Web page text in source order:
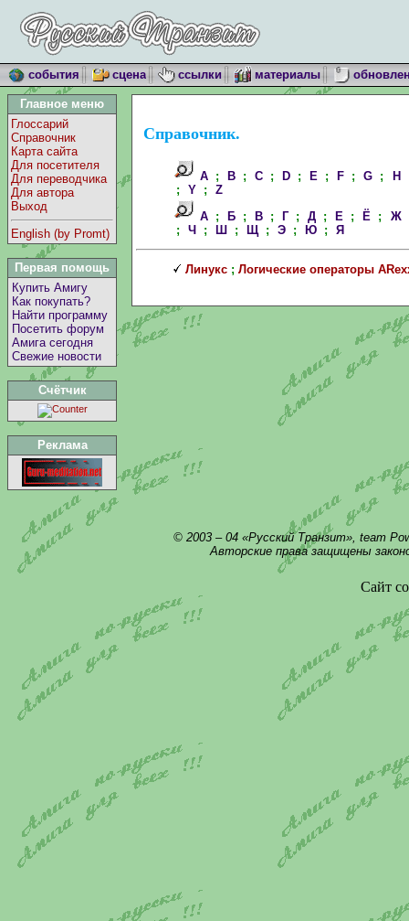
события сцена ссылки материалы
Главное меню
Глоссарий
Справочник
Карта сайта
Для посетителя
Для переводчика
Для автора
Выход
English (by Promt)
Первая помощь
Купить Амигу
Как покупать?
Найти программу
Посетить форум
Амига сегодня
Свежие новости
Счётчик
Реклама
Справочник.
A ; B ; C ; D ; E ; F ; G ; H
; Y ; Z
А ; Б ; В ; Г; Д ; Е ; Ё ; Ж
; Ч ; Ш ; Щ ; Э ; Ю ; Я
Линукс ; Логические операторы
© 2003 – 04 «Русский Транзит», team
Авторские права защищены
Сайт